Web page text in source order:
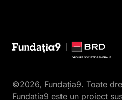
©2026, Fundația9. Toate
Fundația9 este un proiect